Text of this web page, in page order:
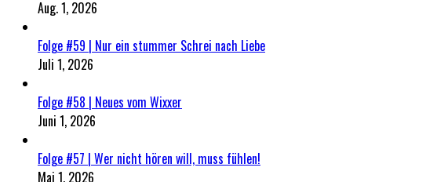
Aug. 1, 2026
Folge #59 | Nur ein stummer Schrei nach Liebe
Juli 1, 2026
Folge #58 | Neues vom Wixxer
Juni 1, 2026
Folge #57 | Wer nicht hören will, muss fühlen!
Mai 1, 2026